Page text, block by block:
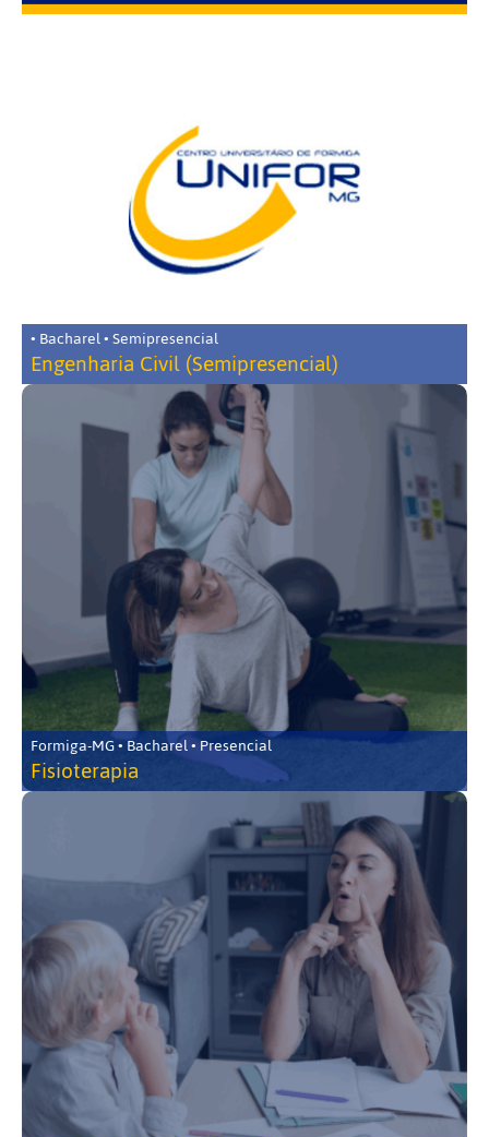
• Bacharel • Semipresencial
Engenharia Civil (Semipresencial)
Formiga-MG • Bacharel • Presencial
Fisioterapia